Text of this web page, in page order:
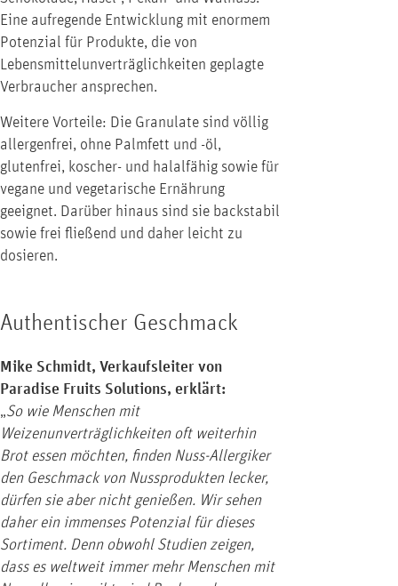
Eine aufregende Entwicklung mit enormem
Potenzial für Produkte, die von
Lebensmittelunverträglichkeiten geplagte
Verbraucher ansprechen.
Weitere Vorteile: Die Granulate sind völlig
allergenfrei, ohne Palmfett und -öl,
glutenfrei, koscher- und halalfähig sowie für
vegane und vegetarische Ernährung
geeignet. Darüber hinaus sind sie backstabil
sowie frei fließend und daher leicht zu
dosieren.
Authentischer Geschmack
Mike Schmidt, Verkaufsleiter von
Paradise Fruits Solutions, erklärt:
„So wie Menschen mit
Weizenunverträglichkeiten oft weiterhin
Brot essen möchten, finden Nuss-Allergiker
den Geschmack von Nussprodukten lecker,
dürfen sie aber nicht genießen. Wir sehen
daher ein immenses Potenzial für dieses
Sortiment. Denn obwohl Studien zeigen,
dass es weltweit immer mehr Menschen mit